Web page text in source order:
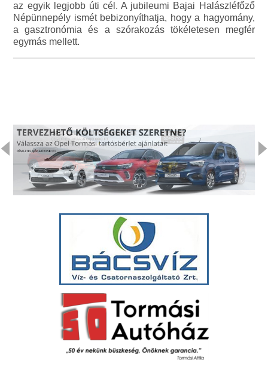
az egyik legjobb úti cél. A jubileumi Bajai Halászléfőző
Népünnepély ismét bebizonyíthatja, hogy a hagyomány,
a gasztronómia és a szórakozás tökéletesen megfér
egymás mellett.